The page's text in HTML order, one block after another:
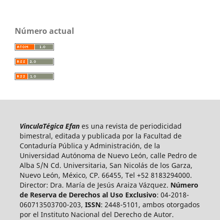
Número actual
VinculaTégica Efanes una revista de periodicidad
bimestral, editada y publicada por la Facultad de
Contaduría Pública y Administración, de la
Universidad Autónoma de Nuevo León, calle Pedro de
Alba S/N Cd. Universitaria, San Nicolás de los Garza,
Nuevo León, México, CP. 66455, Tel +52 8183294000.
Director: Dra. María de Jesús Araiza Vázquez. Número
de Reserva de Derechos al Uso Exclusivo: 04-2018-
060713503700-203, ISSN: 2448-5101, ambos otorgados
por el Instituto Nacional del Derecho de Autor.